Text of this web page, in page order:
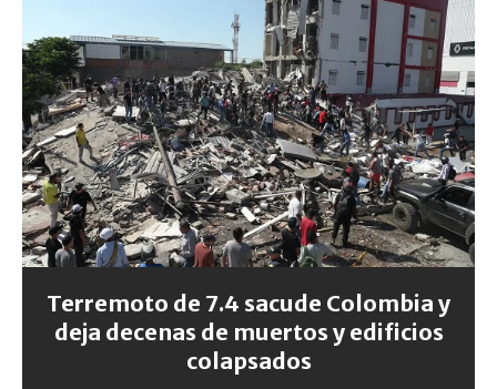
Terremoto de 7.4 sacude Colombia y
deja decenas de muertos y edificios
colapsados